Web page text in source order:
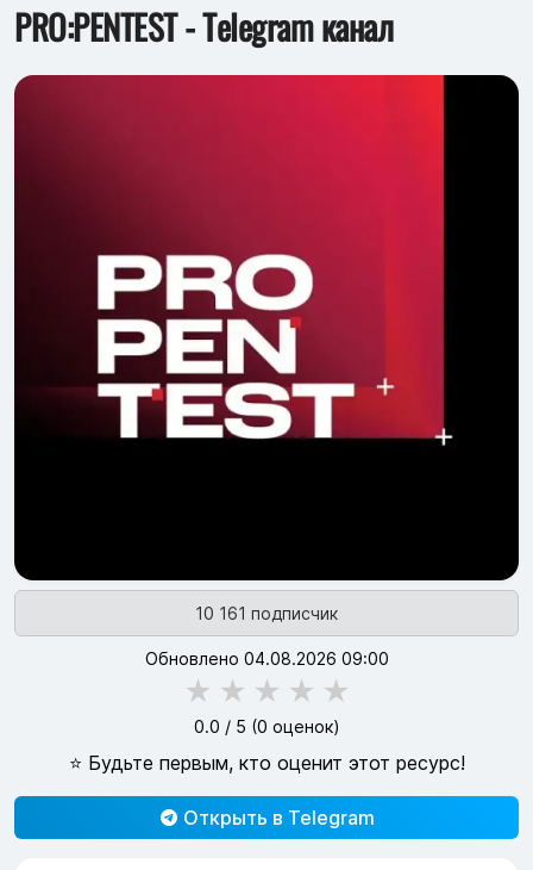
PRO:PENTEST - Telegram канал
10 161 подписчик
Обновлено 04.08.2026 09:00
★ ★ ★ ★ ★
0.0 / 5 (0 оценок)
⭐ Будьте первым, кто оценит этот ресурс!
Открыть в Telegram